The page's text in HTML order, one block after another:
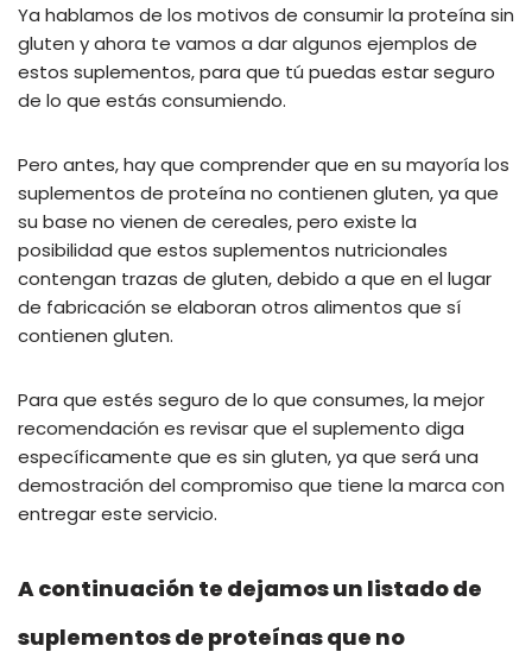
Ya hablamos de los motivos de consumir la proteína sin
gluten y ahora te vamos a dar algunos ejemplos de
estos suplementos, para que tú puedas estar seguro
de lo que estás consumiendo.
Pero antes, hay que comprender que en su mayoría los
suplementos de proteína no contienen gluten, ya que
su base no vienen de cereales, pero existe la
posibilidad que estos suplementos nutricionales
contengan trazas de gluten, debido a que en el lugar
de fabricación se elaboran otros alimentos que sí
contienen gluten.
Para que estés seguro de lo que consumes, la mejor
recomendación es revisar que el suplemento diga
específicamente que es sin gluten, ya que será una
demostración del compromiso que tiene la marca con
entregar este servicio.
A continuación te dejamos un listado de
suplementos de proteínas que no